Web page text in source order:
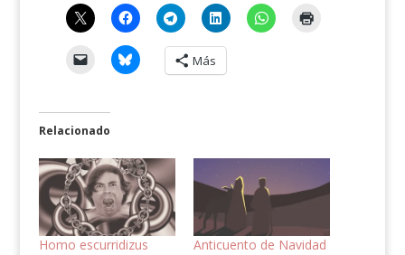
Más
Relacionado
Homo escurridizus Anticuento de Navidad